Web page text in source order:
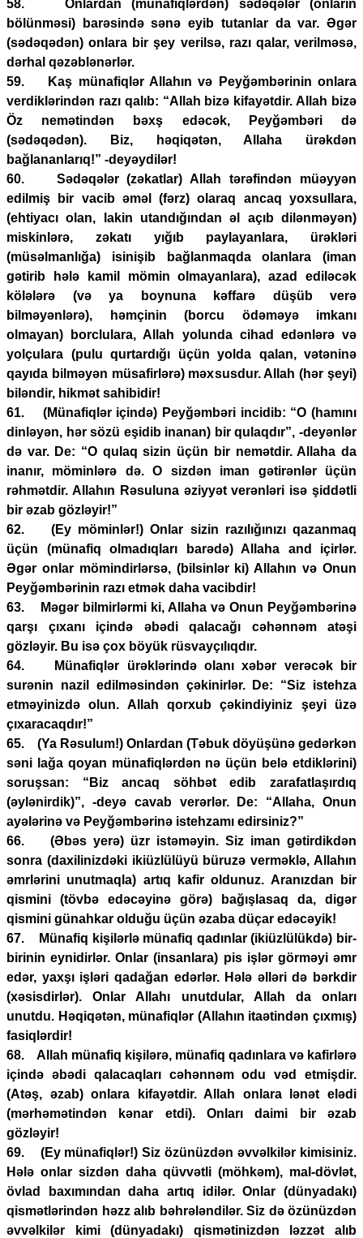
58. Onlardan (münafiqlərdən) sədəqələr (onların
bölünməsi) barəsində sənə eyib tutanlar da var. Əgər
(sədəqədən) onlara bir şey verilsə, razı qalar, verilməsə,
dərhal qəzəblənərlər.
59. Kaş münafiqlər Allahın və Peyğəmbərinin onlara
verdiklərindən razı qalıb: “Allah bizə kifayətdir. Allah bizə
Öz nemətindən bəxş edəcək, Peyğəmbəri də
(sədəqədən). Biz, həqiqətən, Allaha ürəkdən
bağlananlarıq!” -deyəydilər!
60. Sədəqələr (zəkatlar) Allah tərəfindən müəyyən
edilmiş bir vacib əməl (fərz) olaraq ancaq yoxsullara,
(ehtiyacı olan, lakin utandığından əl açıb dilənməyən)
miskinlərə, zəkatı yığıb paylayanlara, ürəkləri
(müsəlmanlığa) isinişib bağlanmaqda olanlara (iman
gətirib hələ kamil mömin olmayanlara), azad ediləcək
kölələrə (və ya boynuna kəffarə düşüb verə
bilməyənlərə), həmçinin (borcu ödəməyə imkanı
olmayan) borclulara, Allah yolunda cihad edənlərə və
yolçulara (pulu qurtardığı üçün yolda qalan, vətəninə
qayıda bilməyən müsafirlərə) məxsusdur. Allah (hər şeyi)
biləndir, hikmət sahibidir!
61. (Münafiqlər içində) Peyğəmbəri incidib: “O (hamını
dinləyən, hər sözü eşidib inanan) bir qulaqdır”, -deyənlər
də var. De: “O qulaq sizin üçün bir nemətdir. Allaha da
inanır, möminlərə də. O sizdən iman gətirənlər üçün
rəhmətdir. Allahın Rəsuluna əziyyət verənləri isə şiddətli
bir əzab gözləyir!”
62. (Ey möminlər!) Onlar sizin razılığınızı qazanmaq
üçün (münafiq olmadıqları barədə) Allaha and içirlər.
Əgər onlar mömindirlərsə, (bilsinlər ki) Allahın və Onun
Peyğəmbərinin razı etmək daha vacibdir!
63. Məgər bilmirlərmi ki, Allaha və Onun Peyğəmbərinə
qarşı çıxanı içində əbədi qalacağı cəhənnəm atəşi
gözləyir. Bu isə çox böyük rüsvayçılıqdır.
64. Münafiqlər ürəklərində olanı xəbər verəcək bir
surənin nazil edilməsindən çəkinirlər. De: “Siz istehza
etməyinizdə olun. Allah qorxub çəkindiyiniz şeyi üzə
çıxaracaqdır!”
65. (Ya Rəsulum!) Onlardan (Təbuk döyüşünə gedərkən
səni lağa qoyan münafiqlərdən nə üçün belə etdiklərini)
soruşsan: “Biz ancaq söhbət edib zarafatlaşırdıq
(əylənirdik)”, -deyə cavab verərlər. De: “Allaha, Onun
ayələrinə və Peyğəmbərinə istehzamı edirsiniz?”
66. (Əbəs yerə) üzr istəməyin. Siz iman gətirdikdən
sonra (daxilinizdəki ikiüzlülüyü büruzə verməklə, Allahın
əmrlərini unutmaqla) artıq kafir oldunuz. Aranızdan bir
qismini (tövbə edəcəyinə görə) bağışlasaq da, digər
qismini günahkar olduğu üçün əzaba düçar edəcəyik!
67. Münafiq kişilərlə münafiq qadınlar (ikiüzlülükdə) bir-
birinin eynidirlər. Onlar (insanlara) pis işlər görməyi əmr
edər, yaxşı işləri qadağan edərlər. Hələ əlləri də bərkdir
(xəsisdirlər). Onlar Allahı unutdular, Allah da onları
unutdu. Həqiqətən, münafiqlər (Allahın itaətindən çıxmış)
fasiqlərdir!
68. Allah münafiq kişilərə, münafiq qadınlara və kafirlərə
içində əbədi qalacaqları cəhənnəm odu vəd etmişdir.
(Atəş, əzab) onlara kifayətdir. Allah onlara lənət elədi
(mərhəmətindən kənar etdi). Onları daimi bir əzab
gözləyir!
69. (Ey münafiqlər!) Siz özünüzdən əvvəlkilər kimisiniz.
Hələ onlar sizdən daha qüvvətli (möhkəm), mal-dövlət,
övlad baxımından daha artıq idilər. Onlar (dünyadakı)
qismətlərindən həzz alıb bəhrələndilər. Siz də özünüzdən
əvvəlkilər kimi (dünyadakı) qismətinizdən ləzzət alıb